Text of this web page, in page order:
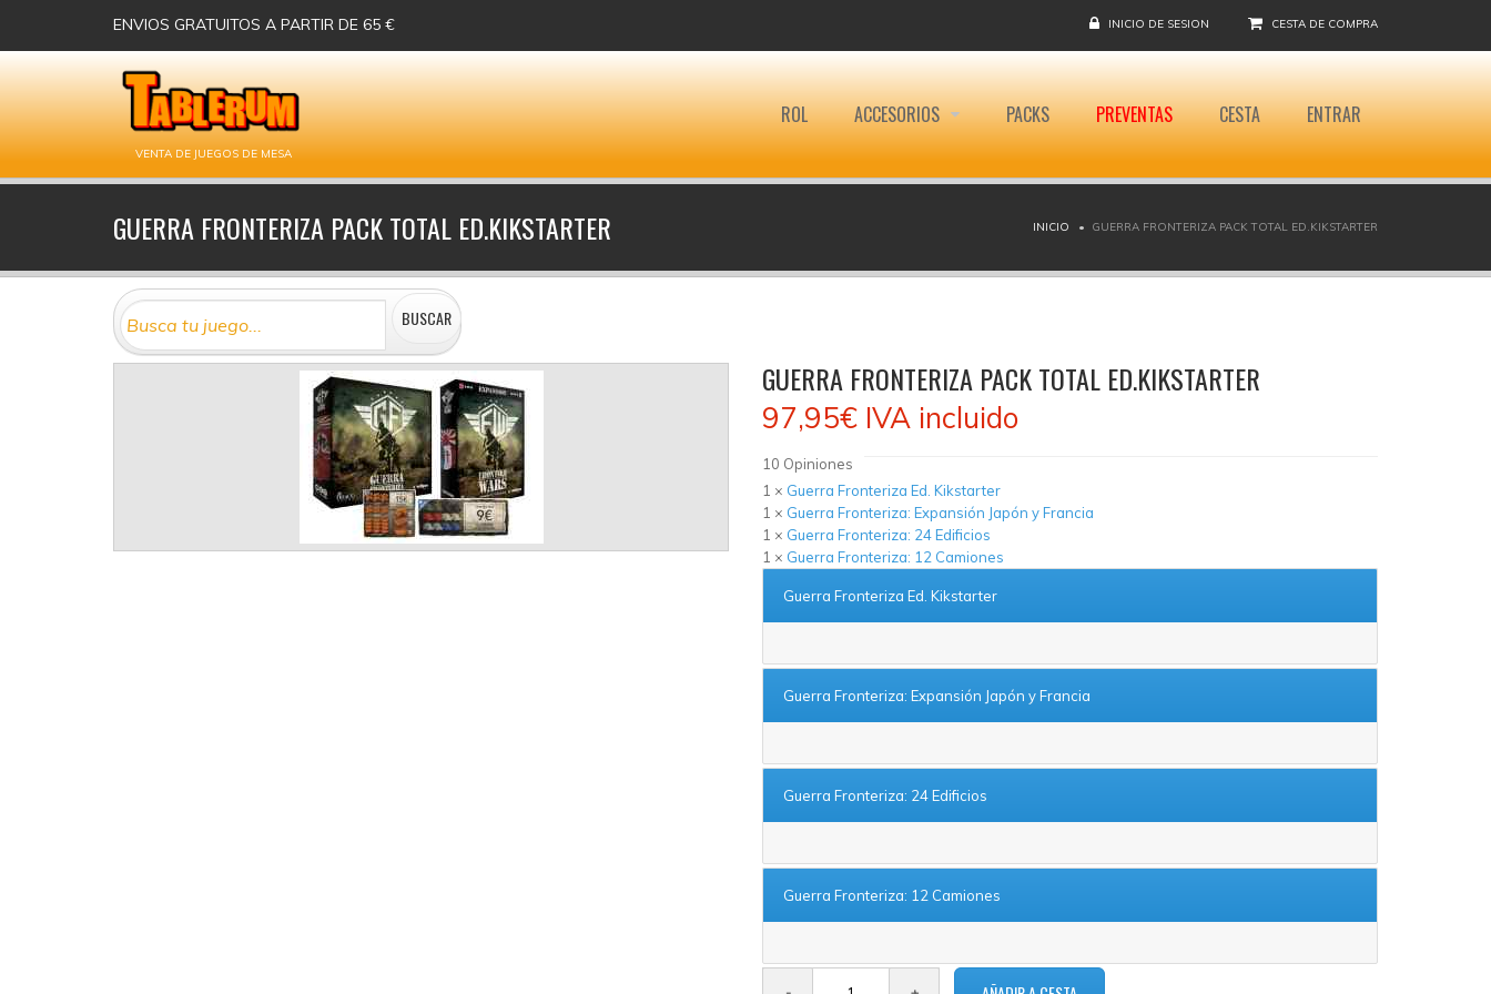
ENVIOS GRATUITOS A PARTIR DE 65 € INICIO DE SESION CESTA DE COMPRA
VENTA DE JUEGOS DE MESA
ROL ACCESORIOS PACKS PREVENTAS CESTA ENTRAR
GUERRA FRONTERIZA PACK TOTAL ED.KIKSTARTER INICIO GUERRA FRONTERIZA PACK TOTAL ED.KIKSTARTER
GUERRA FRONTERIZA PACK TOTAL ED.KIKSTARTER
97,95€ IVA incluido
10 Opiniones
1 × Guerra Fronteriza Ed. Kikstarter
1 × Guerra Fronteriza: Expansión Japón y Francia
1 × Guerra Fronteriza: 24 Edificios
1 × Guerra Fronteriza: 12 Camiones
Guerra Fronteriza Ed. Kikstarter
Guerra Fronteriza: Expansión Japón y Francia
Guerra Fronteriza: 24 Edificios
Guerra Fronteriza: 12 Camiones